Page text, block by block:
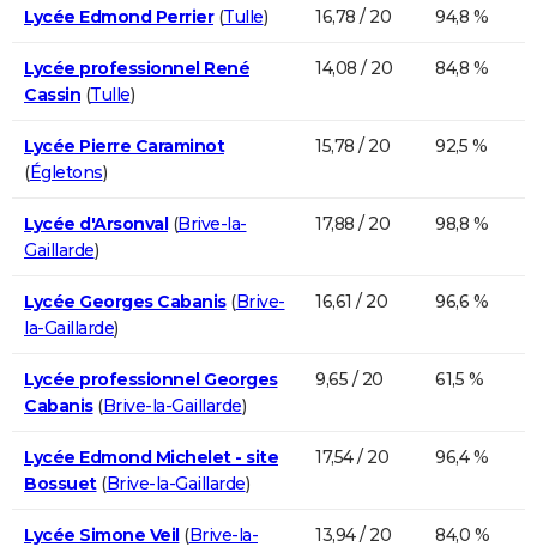
Lycée Edmond Perrier(Tulle) 16,78 / 20 94,8 %
Lycée professionnel René
Cassin (Tulle)
14,08 / 20 84,8 %
Lycée Pierre Caraminot
(Égletons)
15,78 / 20 92,5 %
Lycée d'Arsonval(Brive-la-
Gaillarde)
17,88 / 20 98,8 %
Lycée Georges Cabanis(Brive-
la-Gaillarde)
16,61 / 20 96,6 %
Lycée professionnel Georges
Cabanis(Brive-la-Gaillarde)
9,65 / 20 61,5 %
Lycée Edmond Michelet - site
Bossuet(Brive-la-Gaillarde)
17,54 / 20 96,4 %
Lycée Simone Veil(Brive-la-
13,94 / 20 84,0 %